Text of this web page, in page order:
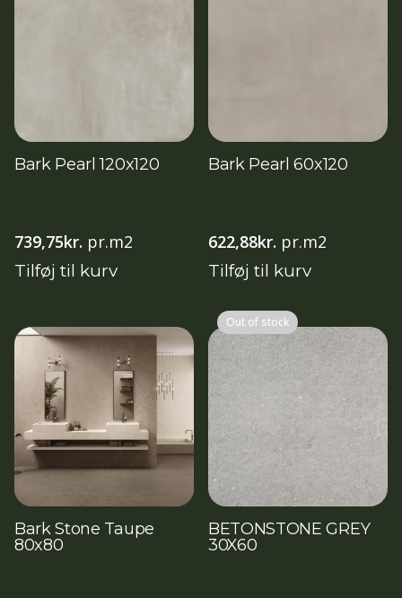
Bark Pearl 120x120
739,75kr. pr.m2
Tilføj til kurv
Bark Pearl 60x120
622,88kr. pr.m2
Tilføj til kurv
Bark Stone Taupe
80x80
Out of stock
BETONSTONE GREY
30X60